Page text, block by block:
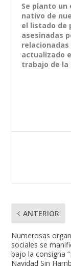
Se planto un
nativo de
el listado de
asesinadas
actualizado
trabajo de
ANTERIOR
Numerosas
sociales se
bajo la consigna
Navidad Sin